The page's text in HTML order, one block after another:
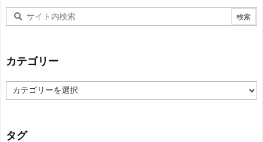
カテゴリー
テ
ー
タグ